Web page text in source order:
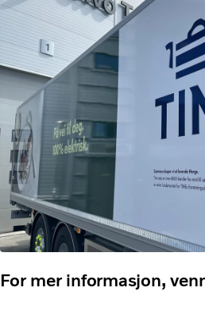
For mer informasjon,